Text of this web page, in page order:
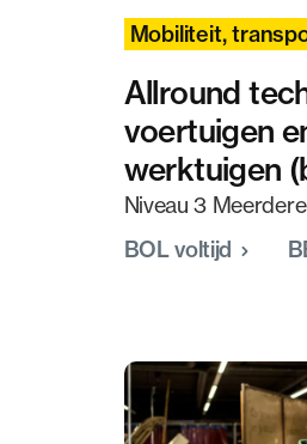
Allround
voertuigen
werktuigen
Mobiliteit,
Niveau 3
BOL voltijd